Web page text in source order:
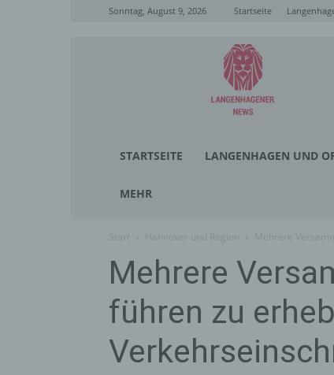
Sonntag, August 9, 2026 Startseite
Langenhagener
News
STARTSEITE LANGENHAGEN UND
MEHR
Mehrere
führen zu